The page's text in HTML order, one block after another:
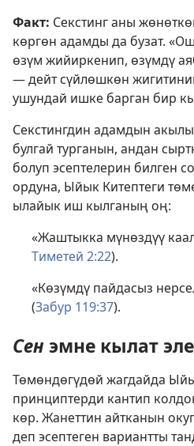
Факт: Секстинг аны
көргөн адамды да бузат.
өзүм жийиркенип, өзүмдү
— дейт сүйлөшкөн
ушундай ишке барган бир
Секстингдин адамдын
булгай турганын, андан
болуп эсептелерин билген
ордуна, Ыйык Китептеги
ылайык иш кылганың оң:
«Жаштыкка мүнөздүү
Тиметей 2:22).
«Көзүмдү пайдасыз
(Забур 119:37).
Сен эмне кылат
Төмөндөгүдөй жагдайда
принциптерди кантип
көр. Жанеттин айтканын
деп эсептеген вариантты